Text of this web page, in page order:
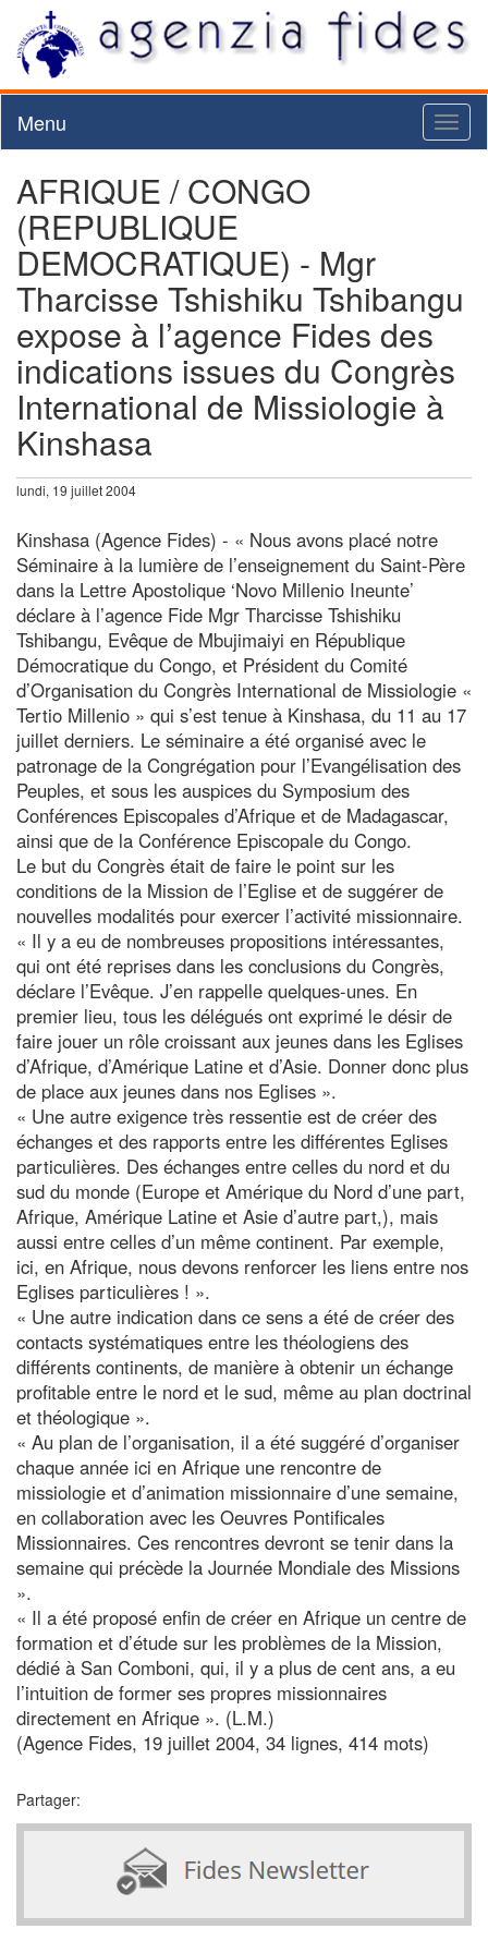
Menu
AFRIQUE / CONGO
(REPUBLIQUE
DEMOCRATIQUE) - Mgr
Tharcisse Tshishiku Tshibangu
expose à l’agence Fides des
indications issues du Congrès
International de Missiologie à
Kinshasa
lundi, 19 juillet 2004
Kinshasa (Agence Fides) - « Nous avons placé notre
Séminaire à la lumière de l’enseignement du Saint-Père
dans la Lettre Apostolique ‘Novo Millenio Ineunte’
déclare à l’agence Fide Mgr Tharcisse Tshishiku
Tshibangu, Evêque de Mbujimaiyi en République
Démocratique du Congo, et Président du Comité
d’Organisation du Congrès International de Missiologie «
Tertio Millenio » qui s’est tenue à Kinshasa, du 11 au 17
juillet derniers. Le séminaire a été organisé avec le
patronage de la Congrégation pour l’Evangélisation des
Peuples, et sous les auspices du Symposium des
Conférences Episcopales d’Afrique et de Madagascar,
ainsi que de la Conférence Episcopale du Congo.
Le but du Congrès était de faire le point sur les
conditions de la Mission de l’Eglise et de suggérer de
nouvelles modalités pour exercer l’activité missionnaire.
« Il y a eu de nombreuses propositions intéressantes,
qui ont été reprises dans les conclusions du Congrès,
déclare l’Evêque. J’en rappelle quelques-unes. En
premier lieu, tous les délégués ont exprimé le désir de
faire jouer un rôle croissant aux jeunes dans les Eglises
d’Afrique, d’Amérique Latine et d’Asie. Donner donc plus
de place aux jeunes dans nos Eglises ».
« Une autre exigence très ressentie est de créer des
échanges et des rapports entre les différentes Eglises
particulières. Des échanges entre celles du nord et du
sud du monde (Europe et Amérique du Nord d’une part,
Afrique, Amérique Latine et Asie d’autre part,), mais
aussi entre celles d’un même continent. Par exemple,
ici, en Afrique, nous devons renforcer les liens entre nos
Eglises particulières ! ».
« Une autre indication dans ce sens a été de créer des
contacts systématiques entre les théologiens des
différents continents, de manière à obtenir un échange
profitable entre le nord et le sud, même au plan doctrinal
et théologique ».
« Au plan de l’organisation, il a été suggéré d’organiser
chaque année ici en Afrique une rencontre de
missiologie et d’animation missionnaire d’une semaine,
en collaboration avec les Oeuvres Pontificales
Missionnaires. Ces rencontres devront se tenir dans la
semaine qui précède la Journée Mondiale des Missions
».
« Il a été proposé enfin de créer en Afrique un centre de
formation et d’étude sur les problèmes de la Mission,
dédié à San Comboni, qui, il y a plus de cent ans, a eu
l’intuition de former ses propres missionnaires
directement en Afrique ». (L.M.)
(Agence Fides, 19 juillet 2004, 34 lignes, 414 mots)
Partager: